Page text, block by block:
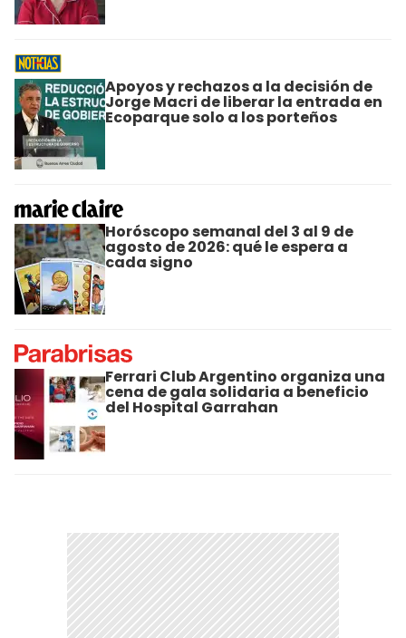
Apoyos y rechazos a la decisión de
Jorge Macri de liberar la entrada en
Ecoparque solo a los porteños
Horóscopo semanal del 3 al 9 de
agosto de 2026: qué le espera a
cada signo
Ferrari Club Argentino organiza una
cena de gala solidaria a beneficio
del Hospital Garrahan